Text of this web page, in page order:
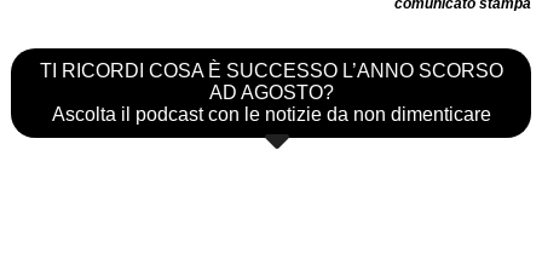
comunicato stampa
TI RICORDI COSA È SUCCESSO L’ANNO SCORSO
AD AGOSTO?
Ascolta il podcast con le notizie da non dimenticare